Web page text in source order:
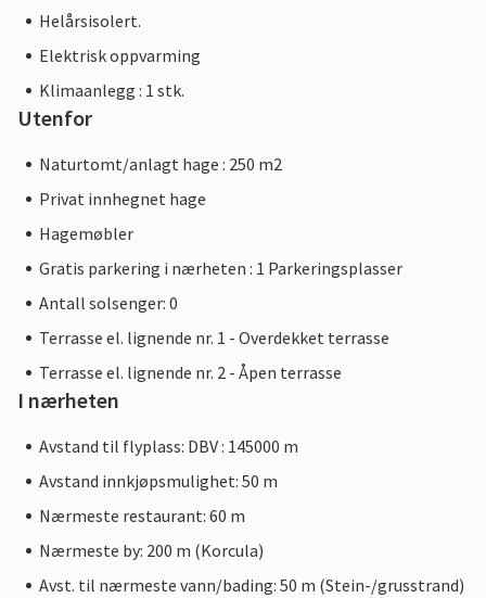
Helårsisolert.
Elektrisk oppvarming
Klimaanlegg : 1 stk.
Utenfor
Naturtomt/anlagt hage : 250 m2
Privat innhegnet hage
Hagemøbler
Gratis parkering i nærheten : 1 Parkeringsplasser
Antall solsenger: 0
Terrasse el. lignende nr. 1 - Overdekket terrasse
Terrasse el. lignende nr. 2 - Åpen terrasse
I nærheten
Avstand til flyplass: DBV : 145000 m
Avstand innkjøpsmulighet: 50 m
Nærmeste restaurant: 60 m
Nærmeste by: 200 m (Korcula)
Avst. til nærmeste vann/bading: 50 m (Stein-/grusstrand)